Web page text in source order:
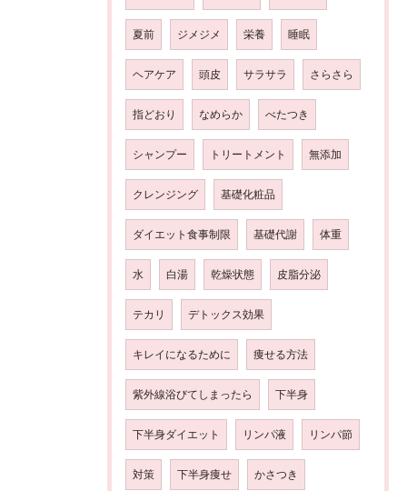
夏前 ジメジメ 栄養 睡眠
ヘアケア 頭皮 サラサラ さらさら
指どおり なめらか べたつき
シャンプー トリートメント 無添加
クレンジング 基礎化粧品
ダイエット食事制限 基礎代謝 体重
水 白湯 乾燥状態 皮脂分泌
テカリ デトックス効果
キレイになるために 痩せる方法
紫外線浴びてしまったら 下半身
下半身ダイエット リンパ液 リンパ節
対策 下半身痩せ かさつき